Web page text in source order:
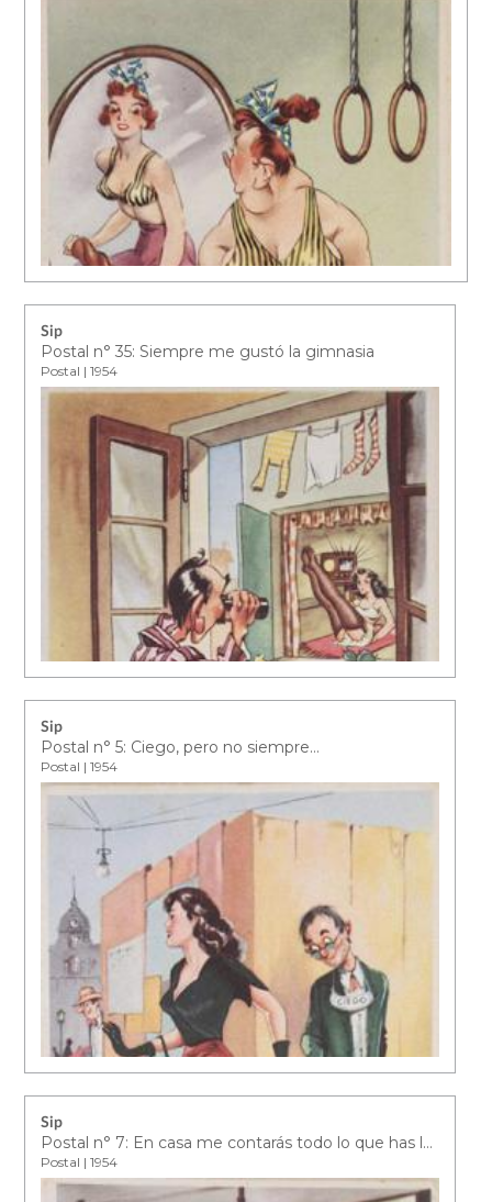
Sip
Postal n° 35: Siempre me gustó la gimnasia
Postal | 1954
Sip
Postal n° 5: Ciego, pero no siempre…
Postal | 1954
Sip
Postal n° 7: En casa me contarás todo lo que has leído…
Postal | 1954